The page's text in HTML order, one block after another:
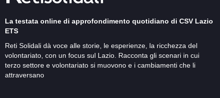
La testata online di approfondimento quotidiano di CSV Lazio
ETS
Reti Solidali dà voce alle storie, le esperienze, la ricchezza del
volontariato, con un focus sul Lazio. Racconta gli scenari in cui
terzo settore e volontariato si muovono e i cambiamenti che li
attraversano